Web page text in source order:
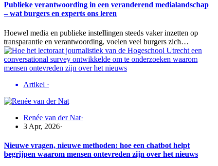
Publieke verantwoording in een veranderend medialandschap
– wat burgers en experts ons leren
Hoewel media en publieke instellingen steeds vaker inzetten op
transparantie en verantwoording, voelen veel burgers zich…
Artikel ·
Renée van der Nat·
3 Apr, 2026·
Nieuwe vragen, nieuwe methoden: hoe een chatbot helpt
begrijpen waarom mensen ontevreden zijn over het nieuws